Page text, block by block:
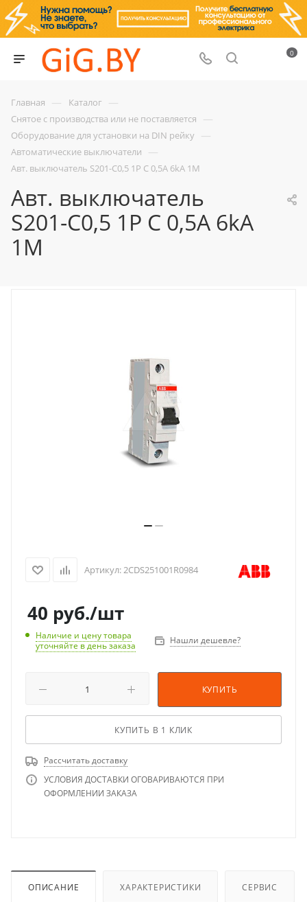
0
Главная — Каталог —
Снятое с производства или не поставляется —
Оборудование для установки на DIN рейку —
Автоматические выключатели —
Авт. выключатель S201-C0,5 1P C 0,5A 6kA 1M
Авт. выключатель
S201-C0,5 1P C 0,5A 6kA
1M
Артикул:2CDS251001R0984
40 руб./шт
Наличие и цену товара
уточняйте в день заказа
Нашли дешевле?
КУПИТЬ
КУПИТЬ В 1 КЛИК
Рассчитать доставку
УСЛОВИЯ ДОСТАВКИ ОГОВАРИВАЮТСЯ ПРИ
ОФОРМЛЕНИИ ЗАКАЗА
ОПИСАНИЕ ХАРАКТЕРИСТИКИ СЕРВИС